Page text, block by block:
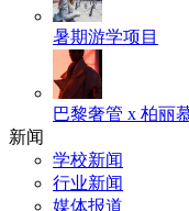
暑期游学项目
巴黎奢管 x 柏丽
新闻
学校新闻
行业新闻
媒体报道